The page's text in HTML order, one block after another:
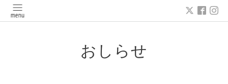
おしらせ